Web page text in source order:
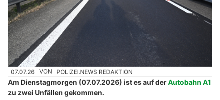
07.07.26 VON POLIZEI.NEWS REDAKTION
Am Dienstagmorgen (07.07.2026) ist es auf derAutobahn A1
zu zwei Unfällen gekommen.